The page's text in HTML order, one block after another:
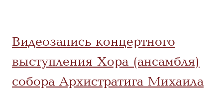
Видеозапись концертного
выступления Хора (ансамбля)
собора Архистратига Михаила